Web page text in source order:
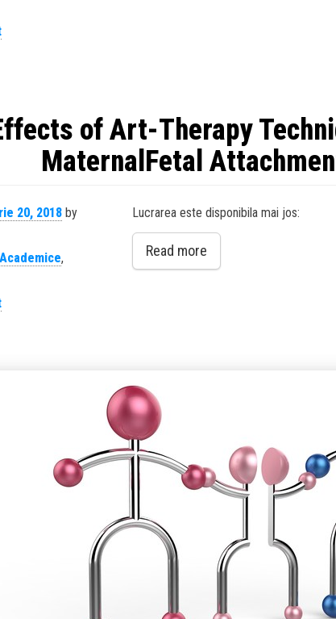
of Art-Therapy
MaternalFetal
20, 2018 by
,
Lucrarea este disponibila mai jos:
Read more